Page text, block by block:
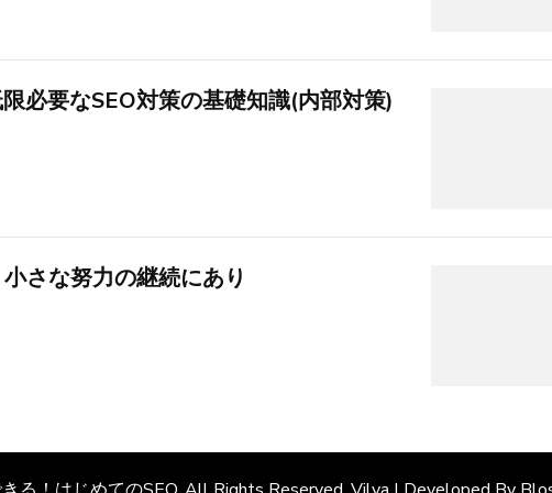
必要なSEO対策の基礎知識(内部対策)
さな努力の継続にあり